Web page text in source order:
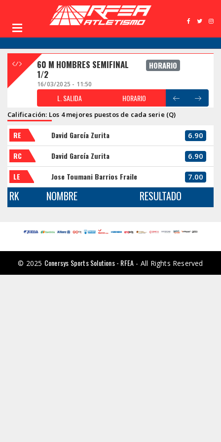
60 M HOMBRES SEMIFINAL
1/2
HORARIO
16/03/2025 - 11:50
L. SALIDA HORARIO
Calificación: Los 4 mejores puestos de cada serie (Q)
RE David García Zurita 6.90
RC David García Zurita 6.90
LE Jose Toumani Barrios Fraile 7.00
RK NOMBRE RESULTADO
© 2025 Conersys Sports Solutions - RFEA - All Rights Reserved